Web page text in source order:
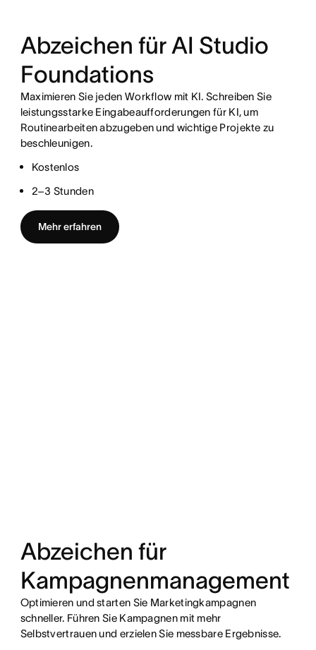
Abzeichen für AI Studio
Foundations
Maximieren Sie jeden Workflow mit KI. Schreiben Sie
leistungsstarke Eingabeaufforderungen für KI, um
Routinearbeiten abzugeben und wichtige Projekte zu
beschleunigen.
Kostenlos
2–3 Stunden
Mehr erfahren
Abzeichen für
Kampagnenmanagement
Optimieren und starten Sie Marketingkampagnen
schneller. Führen Sie Kampagnen mit mehr
Selbstvertrauen und erzielen Sie messbare Ergebnisse.